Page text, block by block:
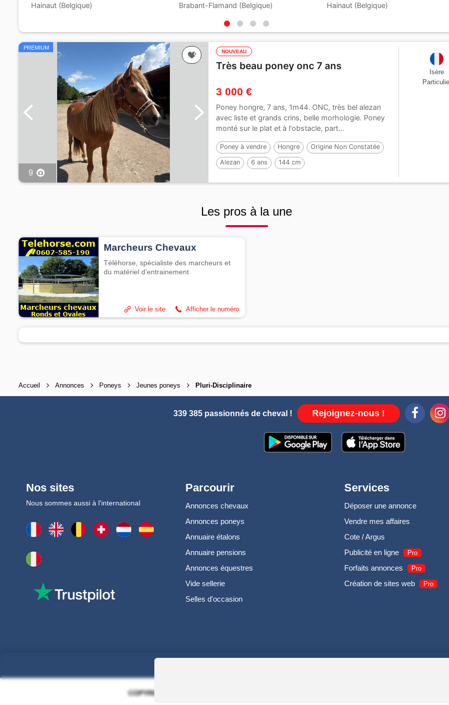
Hainaut (Belgique) Brabant-Flamand (Belgique) Hainaut (Belgique)
PREMIUM
9
NOUVEAU
Très beau poney onc 7 ans
3 000 €
Poney hongre, 7 ans, 1m44. ONC, très bel alezan
avec liste et grands crins, belle morhologie. Poney
monté sur le plat et à l'obstacle, part...
Poney à vendre Hongre Origine Non Constatée
Alezan 6 ans 144 cm
Isère
Les pros à la une
Marcheurs Chevaux
Téléhorse, spécialiste des marcheurs et
du matériel d’entrainement
Afficher le numéro
Voir le site
Accueil Annonces Poneys Jeunes poneys Pluri-Disciplinaire
339 385 passionnés de cheval ! Rejoignez-nous !
Nos sites
Nous sommes aussi à l'international
Parcourir
Annonces chevaux
Annonces poneys
Annuaire étalons
Annuaire pensions
Annonces équestres
Vide sellerie
Selles d'occasion
Services
Déposer une annonce
Vendre mes affaires
Cote / Argus
Publicité en ligne
Pro
Forfaits annonces Pro
Création de sites web Pro
COPYRIGHT 2006 - 2025 - EQUIRODI SAS - R.C.S. DOLE 504 811 373 - TVA FR00504811373 -